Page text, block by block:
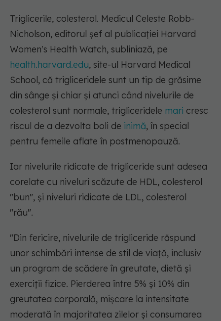
Triglicerile, colesterol. Medicul Celeste Robb-
Nicholson, editorul șef al publicației Harvard
Women's Health Watch, subliniază, pe
health.harvard.edu, site-ul Harvard Medical
School, că trigliceridele sunt un tip de grăsime
din sânge și chiar și atunci când nivelurile de
colesterol sunt normale, trigliceridele mari cresc
riscul de a dezvolta boli de inimă, în special
pentru femeile aflate în postmenopauză.
Iar nivelurile ridicate de trigliceride sunt adesea
corelate cu niveluri scăzute de HDL, colesterol
"bun", și niveluri ridicate de LDL, colesterol
"rău".
"Din fericire, nivelurile de trigliceride răspund
unor schimbări intense de stil de viață, inclusiv
un program de scădere în greutate, dietă și
exerciții fizice. Pierderea între 5% și 10% din
greutatea corporală, mișcare la intensitate
moderată în majoritatea zilelor și consumarea